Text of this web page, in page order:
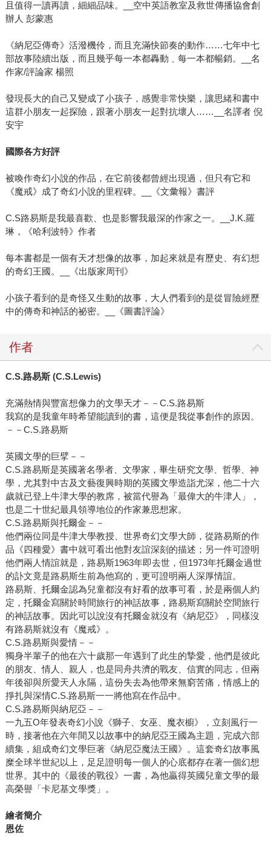
且值得一讀再讀，細細品味。__空中英語教室及救世傳播協會創
辦人 彭蒙惠
《納尼亞傳奇》活潑機伶，而且充滿快節奏的動作……七年中七
部故事陸續出版，而且幾乎每一本都轟動﹑每一本都暢銷。__名
作家/評論家 楊照
發現長大的自己又變成了小孩子，感覺非常快樂，讓思緒和書中
這群小朋友一起探險，跟著小朋友一起對抗壞人……__名譯者 倪
安宇
國際各方好評
被喚作奇幻小說的作品，在它前後都曾經出現過，但只有它和
《魔戒》成了奇幻小說的里程碑。__《文彙報》書評
C.S路易斯是我最喜歡、也是影響我最深的作家之一。__J.K.羅
琳，《哈利波特》作者
每本書都是一個有天才想像的故事，加起來就是有歷史、有幻想
的奇幻王國。__《出版家周刊》
小孩子看到的是奇怪又生動的故事，大人們看到的是從冒險經歷
中的傳奇和神話的祕密。__《圖書評論》
作者
C.S.路易斯 (C.S.Lewis)
充滿熱情與豐富想像力的文學天才－－C.S.路易斯
我寫的是我童年時希望能讀到的書，這便是我從事創作的原因。
－－C.S.路易斯
英國文學的巨擘－－
C.S.路易斯是英國著名學者、文學家，畢生研究文學、哲學、神
學，尤其對中古及文藝復興時期的英國文學造詣尤深，他二十六
歲就已登上牛津大學的教席，被當代譽為「最偉大的牛津人」，
也是二十世紀最具領導地位的作家兼思想家。
C.S.路易斯與托爾金－－
他們兩位同是牛津大學教授、世界奇幻文學大師，從路易斯的作
品《四種愛》書中就可看出他對友誼深刻的描述；另一件可證明
他們兩人情誼就是，路易斯1963年即去世，但1973年托爾金過世
的訃文竟是路易斯生前為他寫的，更可證明兩人深厚情誼。
路易斯、托爾金認為兒童都沒有好看的故事可看，於是兩個人約
定，托爾金寫關於時間旅行的神話故事，路易斯寫關於空間旅行
的神話故事。因此可以說沒有托爾金就沒有《納尼亞》，同樣沒
有路易斯就沒有《魔戒》。
C.S.路易斯與愛情－－
獨身半輩子的他在六十歲那一年遇到了此生的摯愛，他們是彼此
的朋友、情人、親人，也是同舟共濟的戰友、信實的同志，但兩
年後卻與所愛天人永隔，這份失去為他帶來無窮苦痛，情感上的
掙扎與深情C.S.路易斯一一將他寫在作品中。
C.S.路易斯與納尼亞－－
一九五O年發表奇幻小說《獅子、女巫、魔衣櫥》，立刻風行一
時，接著他在六年間又以故事中的納尼亞王國為主題，完成六部
續集，組成奇幻文學巨著《納尼亞魔法王國》。這套奇幻故事風
糜全球半世紀以上，足足證明每一個人的心底都存在著一個幻想
世界。其中的《最後的戰役》一書，為他贏得英國兒童文學的最
高榮譽「卡尼基文學獎」。
繪者簡介
恩佐